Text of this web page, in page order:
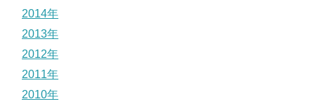
2014年
2013年
2012年
2011年
2010年